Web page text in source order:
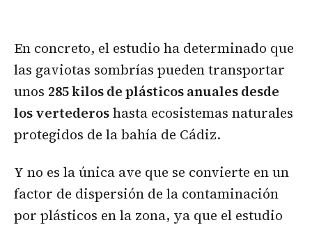
En concreto, el estudio ha determinado que
las gaviotas sombrías pueden transportar
unos 285 kilos de plásticos anuales desde
los vertederoshasta ecosistemas naturales
protegidos de la bahía de Cádiz.
Y no es la única ave que se convierte en un
factor de dispersión de la contaminación
por plásticos en la zona, ya que el estudio